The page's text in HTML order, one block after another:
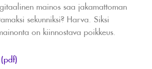
mainos saa jakamattoman
sekunniksi? Harva. Siksi
on kiinnostava poikkeus.